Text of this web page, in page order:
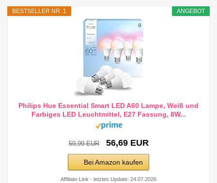
ANGEBOT
BESTSELLER NR. 1
Philips Hue Essential Smart LED A60 Lampe, Weiß und
Farbiges LED Leuchtmittel, E27 Fassung, 8W...
59,99 EUR 56,69 EUR
Bei Amazon kaufen
Affiliate-Link - letztes Update: 24.07.2026